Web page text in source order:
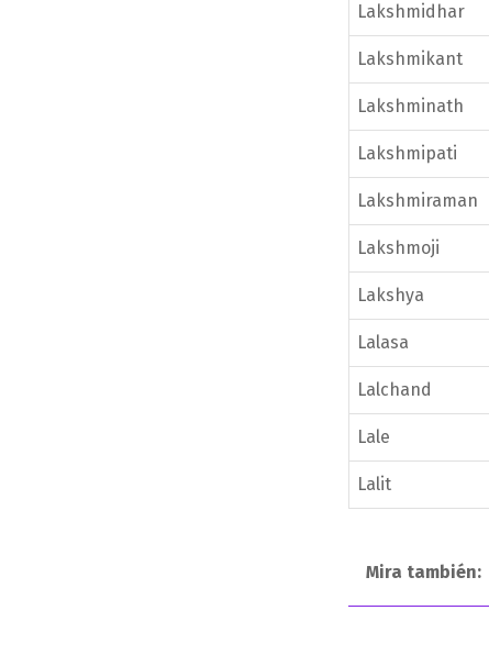
Lakshmidhar
Lakshmikant
Lakshminath
Lakshmipati
Lakshmiraman
Lakshmoji
Lakshya
Lalasa
Lalchand
Lale
Lalit
Mira también: